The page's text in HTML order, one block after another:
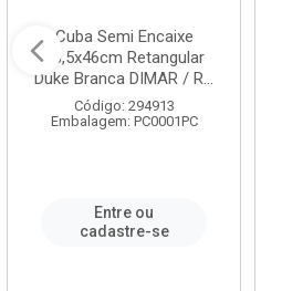
Cuba Semi Encaixe
58,5x46cm Retangular
Duke Branca DIMAR / R...
Código: 294913
Embalagem: PC0001PC
Entre ou
cadastre-se